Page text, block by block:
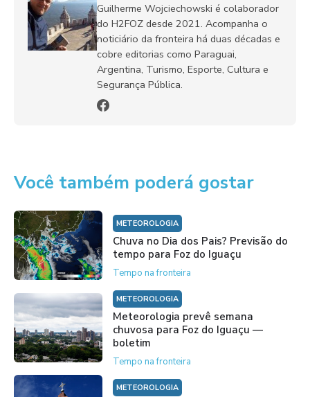
Guilherme Wojciechowski é colaborador
do H2FOZ desde 2021. Acompanha o
noticiário da fronteira há duas décadas e
cobre editorias como Paraguai,
Argentina, Turismo, Esporte, Cultura e
Segurança Pública.
Você também poderá gostar
METEOROLOGIA
Chuva no Dia dos Pais? Previsão do
tempo para Foz do Iguaçu
Tempo na fronteira
METEOROLOGIA
Meteorologia prevê semana
chuvosa para Foz do Iguaçu —
boletim
Tempo na fronteira
METEOROLOGIA